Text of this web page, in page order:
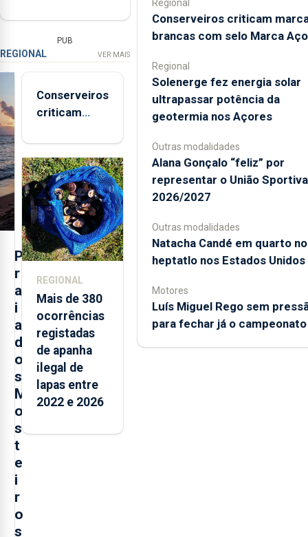
PUB
REGIONAL VER MAIS
P
r
a
i
a
d
o
s
M
o
s
t
e
i
r
o
s
Conserveiros
criticam
brancas com
selo Marca
Açores
REGIONAL
Mais de 380
ocorrências
registadas
de apanha
ilegal de
lapas entre
2022 e 2026
Regional
Conserveiros criticam
brancas com selo Marca
Regional
Solenerge fez energia solar
ultrapassar potência da
geotermia nos Açores
Outras modalidades
Alana Gonçalo “feliz” por
representar o União
2026/2027
Outras modalidades
Natacha Candé em quarto no
heptatlo nos Estados Unidos
Motores
Luís Miguel Rego sem
para fechar já o campeonato